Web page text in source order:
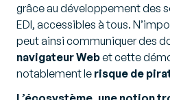
grâce au développement des
EDI, accessibles à tous.
peut ainsi communiquer des
navigateur Webet cette
notablement le risque de